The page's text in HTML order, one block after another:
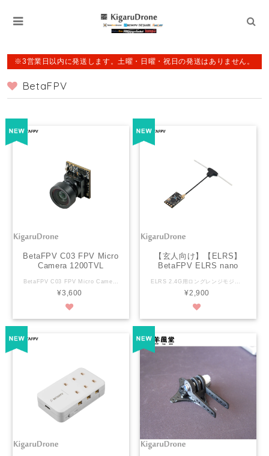
※3営業日以内に発送します。土曜・日曜・祝日の発送はありません。
BetaFPV
BetaFPV C03 FPV Micro
Camera 1200TVL
BetaFPV C03 FPV Micro Camera 1200TVL NTFC4:3 Bullet Points Made of high-quality ABS material and covered by BETAFPV Micro Canopy, the C03 FPV Micro Camera is durable enough for use. Miniature, and lightweight design, weighing only 1.52g. Completely match with M03 5.8G VTX on micro whoop drone. 1200TVL resolution and 1/3" CMOS sensor ensure a high-quality and clear image Global WDR camera, 4:3 aspect ratio, shoot clear dynamic image even in low light condition 2.1mm lens, FOV 160° beyond the wide angle for recording more wide and beautiful scenes. Specification Item: C03 FPV Micro Camera Image Sensor: 1/3" CMOS Sensor Horizontal: 1200TVL with Global WDR Signal System: NTSC (4:3) Lens : 2.1mm(M7) FOV 160° S/N Ratio: >50db Electronic Shutter Speed: Auto Auto Gain Control (AGC): Auto Min. Illumination:
¥3,600
【玄人向け】【ELRS】
BetaFPV ELRS nano
ELRS 2.4G用ロングレンジモジュール 【ELRS】BetaFPV ELRS nano Receiver ELRS2.4G ※この製品は日本語マニュアルもなくかなり設定が難しいので【玄人向け】とさせていただきます。BetaFPVサイトで理解できる方のみご購入下さい。 【玄人向け】マニュアルはありませんので下記URLをご参照に設定してください。 https://betafpv.com/collections/rx/products/elrs-nano-receiver 【ExpresLRS Radio Link】 https://support.betafpv.com/hc/en-us/sections/4402604654873-ExpresLRS-Radio-Link Nano RX or Lite RX What is the major difference between Nano receiverand Lite receiver? Specification Weight: 0.7g (receiver only) Size: 12mm*19mm Telemetry power: 20dbm (100mW, 2.4G Version) Frequency bands (Nano receiver 2.4G version): 2.4GHz ISM Input voltage: 5V Antenna connector: IPEX MHF ※NanoレシーバーおよびモジュールのファームウェアバージョンはELRS 1.0.0-RC5（リリース前の5番目のテストバージョン）です。 ELRSイノベーティブチームはバージョン1.0.0を正式にリリースしました。 バージョンに基づいて、いくつかの更新があります。 Nanoモジュールのボタンを3回短く押すと、バインド状態になります。 モジュールとレシーバーのELRSバージョンを1.0.0にアップグレードすることをお勧めします。 重要なことに、モジュールとレシーバーは同じELRSバージョンである必要があります。そうでない場合、周波数は正常に一致できません。 Package 1 * BETAFPV ELRS Nano receiver 1 * BETAFPV T antenna 2 * Spare shrink tube 4 * 30awg silicon connection wires (1 black, 1 red, 1 white, 1 yellow) 1 * pin header 1x4 1 * Nano receiver user manual
¥2,900